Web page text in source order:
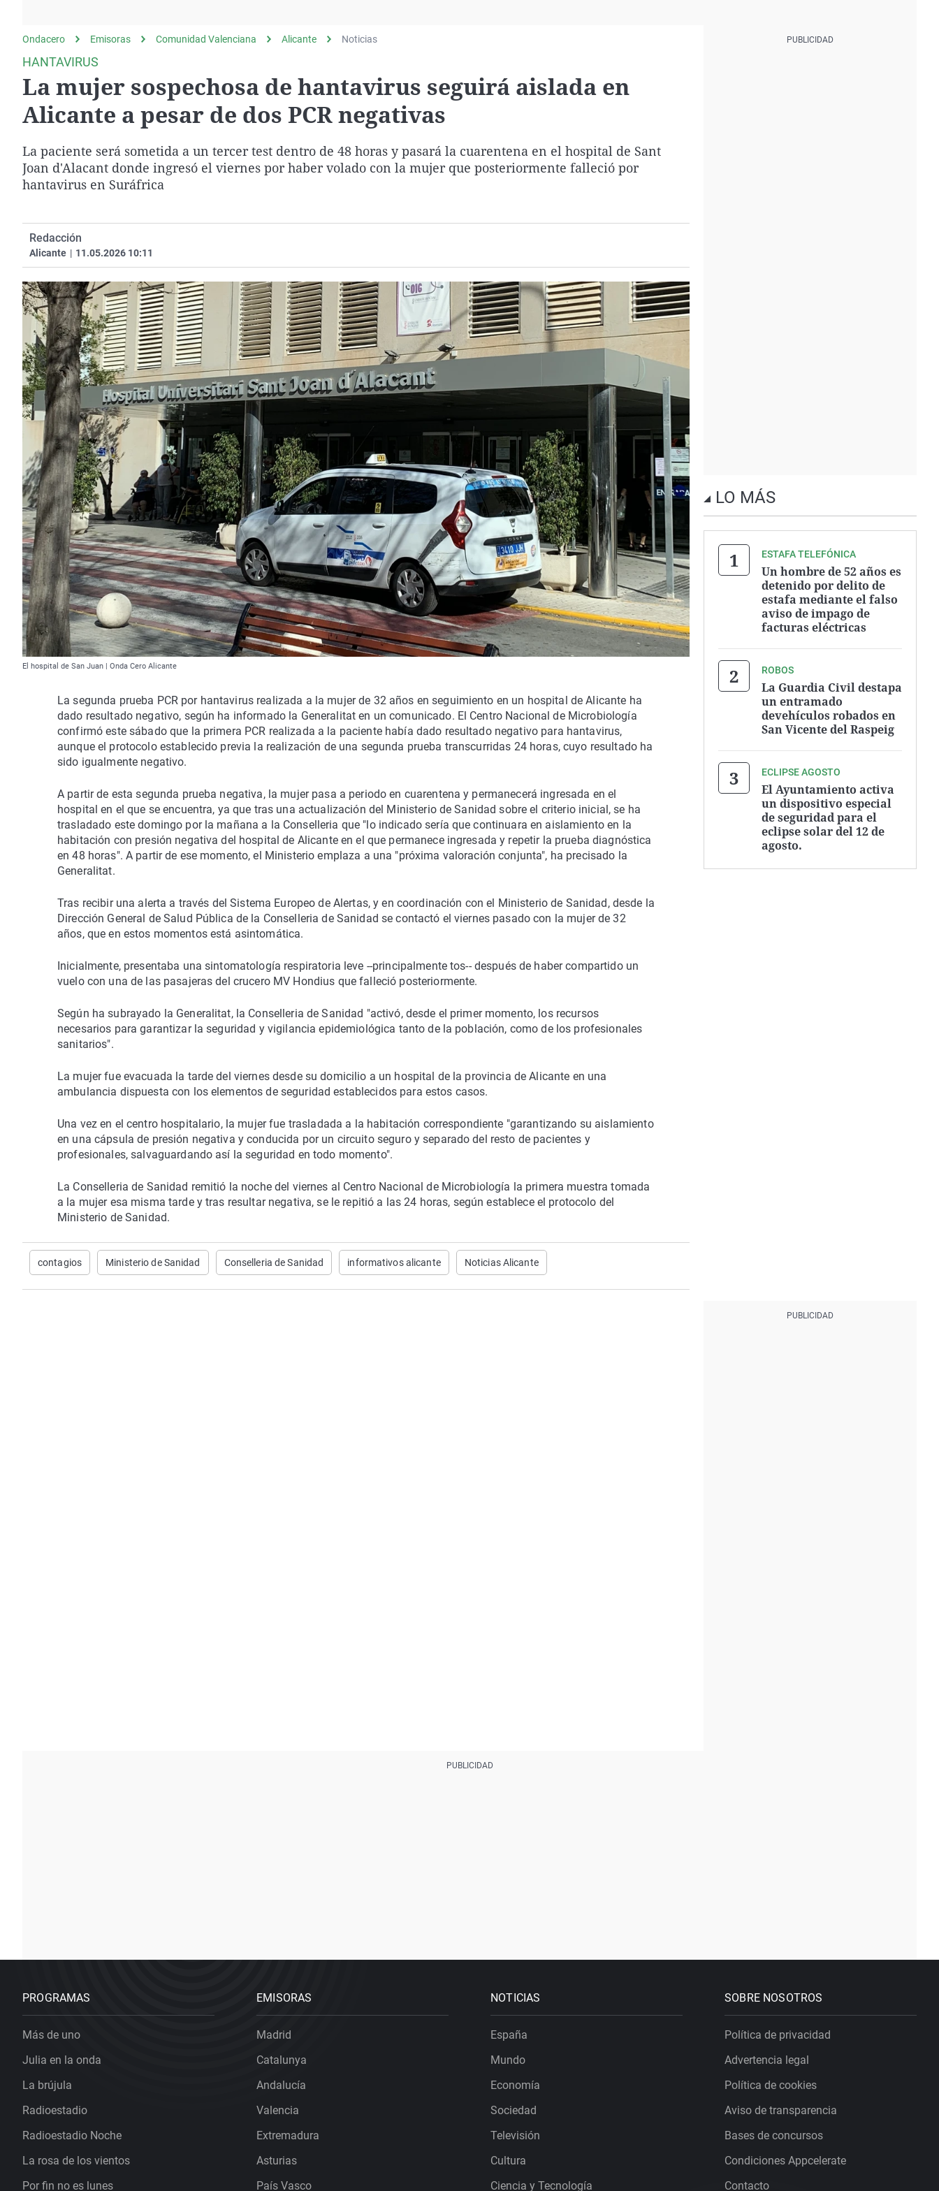
Operación Viuda
Negra
Navarra
Ondacero Emisoras Comunidad Valenciana Alicante Noticias
HANTAVIRUS
La mujer sospechosa de hantavirus seguirá aislada en
Alicante a pesar de dos PCR negativas
La paciente será sometida a un tercer test dentro de 48 horas y pasará la cuarentena en el hospital de Sant
Joan d'Alacant donde ingresó el viernes por haber volado con la mujer que posteriormente falleció por
hantavirus en Suráfrica
Redacción
Alicante | 11.05.2026 10:11
El hospital de San Juan | Onda Cero Alicante
La segunda prueba PCR por hantavirus realizada a la mujer de 32 años en seguimiento en un hospital de Alicante ha
dado resultado negativo, según ha informado la Generalitat en un comunicado. El Centro Nacional de Microbiología
confirmó este sábado que la primera PCR realizada a la paciente había dado resultado negativo para hantavirus,
aunque el protocolo establecido previa la realización de una segunda prueba transcurridas 24 horas, cuyo resultado ha
sido igualmente negativo.
A partir de esta segunda prueba negativa, la mujer pasa a periodo en cuarentena y permanecerá ingresada en el
hospital en el que se encuentra, ya que tras una actualización del Ministerio de Sanidad sobre el criterio inicial, se ha
trasladado este domingo por la mañana a la Conselleria que "lo indicado sería que continuara en aislamiento en la
habitación con presión negativa del hospital de Alicante en el que permanece ingresada y repetir la prueba diagnóstica
en 48 horas". A partir de ese momento, el Ministerio emplaza a una "próxima valoración conjunta", ha precisado la
Generalitat.
Tras recibir una alerta a través del Sistema Europeo de Alertas, y en coordinación con el Ministerio de Sanidad, desde la
Dirección General de Salud Pública de la Conselleria de Sanidad se contactó el viernes pasado con la mujer de 32
años, que en estos momentos está asintomática.
Inicialmente, presentaba una sintomatología respiratoria leve --principalmente tos-- después de haber compartido un
vuelo con una de las pasajeras del crucero MV Hondius que falleció posteriormente.
Según ha subrayado la Generalitat, la Conselleria de Sanidad "activó, desde el primer momento, los recursos
necesarios para garantizar la seguridad y vigilancia epidemiológica tanto de la población, como de los profesionales
sanitarios".
La mujer fue evacuada la tarde del viernes desde su domicilio a un hospital de la provincia de Alicante en una
ambulancia dispuesta con los elementos de seguridad establecidos para estos casos.
Una vez en el centro hospitalario, la mujer fue trasladada a la habitación correspondiente "garantizando su aislamiento
en una cápsula de presión negativa y conducida por un circuito seguro y separado del resto de pacientes y
profesionales, salvaguardando así la seguridad en todo momento".
La Conselleria de Sanidad remitió la noche del viernes al Centro Nacional de Microbiología la primera muestra tomada
a la mujer esa misma tarde y tras resultar negativa, se le repitió a las 24 horas, según establece el protocolo del
Ministerio de Sanidad.
contagios Ministerio de Sanidad Conselleria de Sanidad informativos alicante Noticias Alicante
LO MÁS
ESTAFA TELEFÓNICA
Un hombre de 52 años es
detenido por delito de
estafa mediante el falso
aviso de impago de
facturas eléctricas
ROBOS
La Guardia Civil destapa
un entramado
devehículos robados en
San Vicente del Raspeig
ECLIPSE AGOSTO
El Ayuntamiento activa
un dispositivo especial
de seguridad para el
eclipse solar del 12 de
agosto.
PROGRAMAS
Más de uno
Julia en la onda
La brújula
Radioestadio
Radioestadio Noche
La rosa de los vientos
Por fin no es lunes
EMISORAS
Madrid
Catalunya
Andalucía
Valencia
Extremadura
Asturias
País Vasco
NOTICIAS
España
Mundo
Economía
Sociedad
Televisión
Cultura
Ciencia y Tecnología
SOBRE NOSOTROS
Política de privacidad
Advertencia legal
Política de cookies
Aviso de transparencia
Bases de concursos
Condiciones Appcelerate
Contacto